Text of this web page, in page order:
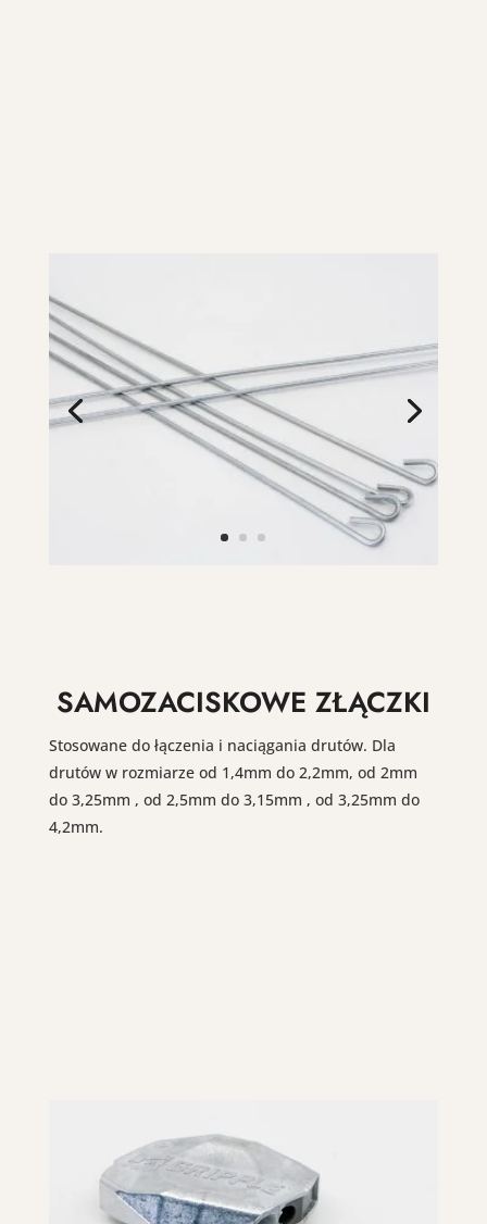
SAMOZACISKOWE ZŁĄCZKI
Stosowane do łączenia i naciągania drutów. Dla
drutów w rozmiarze od 1,4mm do 2,2mm, od 2mm
do 3,25mm , od 2,5mm do 3,15mm , od 3,25mm do
4,2mm.